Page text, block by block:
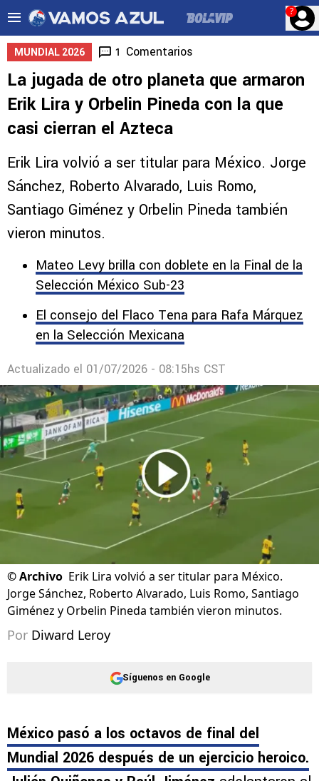
?
MUNDIAL 2026 1 Comentarios
La jugada de otro planeta que armaron
Erik Lira y Orbelin Pineda con la que
casi cierran el Azteca
Erik Lira volvió a ser titular para México. Jorge
Sánchez, Roberto Alvarado, Luis Romo,
Santiago Giménez y Orbelin Pineda también
vieron minutos.
Mateo Levy brilla con doblete en la Final de la
Selección México Sub-23
El consejo del Flaco Tena para Rafa Márquez
en la Selección Mexicana
Actualizado el 01/07/2026 - 08:15hs CST
©Archivo Erik Lira volvió a ser titular para México.
Jorge Sánchez, Roberto Alvarado, Luis Romo, Santiago
Giménez y Orbelin Pineda también vieron minutos.
Por Diward Leroy
Síguenos en Google
México pasó a los octavos de final del
Mundial 2026 después de un ejercicio heroico.